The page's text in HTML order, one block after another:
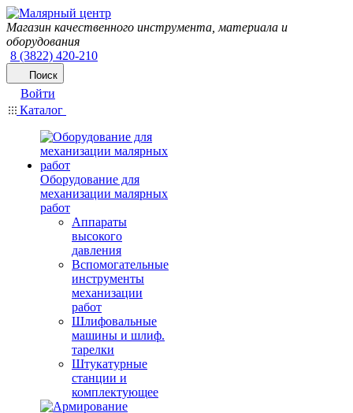
Магазин качественного инструмента, материала и
оборудования
8 (3822) 420-210
Поиск
Войти
Каталог
Оборудование для
механизации малярных
работ
Аппараты
высокого
давления
Вспомогательные
инструменты
механизации
работ
Шлифовальные
машины и шлиф.
тарелки
Штукатурные
станции и
комплектующее